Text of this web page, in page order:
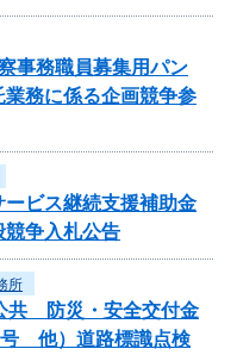
事務職員募集用パン
務に係る企画競争参
ビス継続支援補助金
競争入札公告
所
共 防災・安全交付金
他）道路標識点検